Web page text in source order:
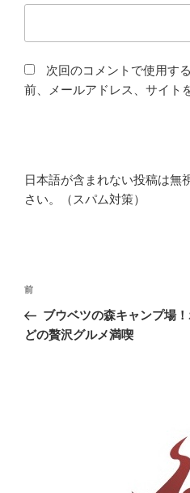
次回のコメントで使用す
前、メールアドレス、サイト
日本語が含まれない投稿は無
さい。（スパム対策）
投
ナ
前
の
投
前
ブウベツの森キャンプ場
どの贅沢グルメ満喫